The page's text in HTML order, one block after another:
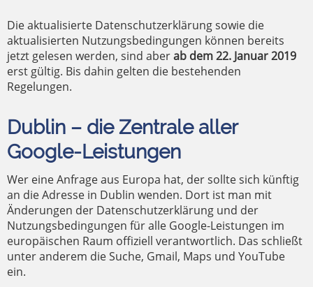
Die aktualisierte Datenschutzerklärung sowie die
aktualisierten Nutzungsbedingungen können bereits
jetzt gelesen werden, sind aberab dem 22. Januar 2019
erst gültig. Bis dahin gelten die bestehenden
Regelungen.
Dublin – die Zentrale aller
Google-Leistungen
Wer eine Anfrage aus Europa hat, der sollte sich künftig
an die Adresse in Dublin wenden. Dort ist man mit
Änderungen der Datenschutzerklärung und der
Nutzungsbedingungen für alle Google-Leistungen im
europäischen Raum offiziell verantwortlich. Das schließt
unter anderem die Suche, Gmail, Maps und YouTube
ein.